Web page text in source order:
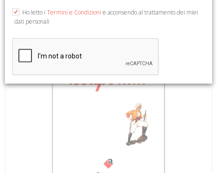
Ho letto i Termini e Condizioni e acconsendo al trattamento dei miei
dati personali